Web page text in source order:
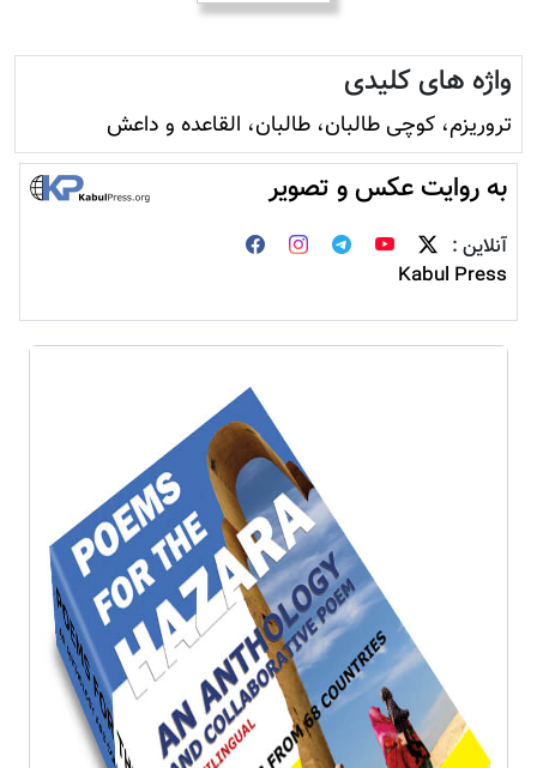
واژه های کلیدی
تروريزم، کوچی طالبان، طالبان، القاعده و داعش
به روایت عکس و تصویر
آنلاین :
Kabul Press